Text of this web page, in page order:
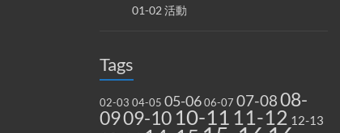
01-02 活動
Tags
02-03 04-05 05-0606-07 07-0808-
0909-10 10-11 11-12 12-13